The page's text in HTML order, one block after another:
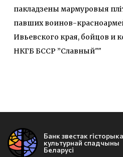
пакладзены мармуровыя
павших воинов-
Ивьевского края, бойцов и
НКГБ БССР ”Славный""
Банк звестак
культурнай спадчыны
Беларусі